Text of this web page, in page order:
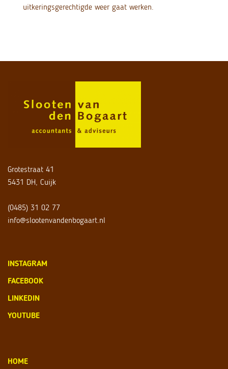
uitkeringsgerechtigde weer gaat werken.
Grotestraat 41
5431 DH, Cuijk
(0485) 31 02 77
info@slootenvandenbogaart.nl
INSTAGRAM
FACEBOOK
LINKEDIN
YOUTUBE
HOME